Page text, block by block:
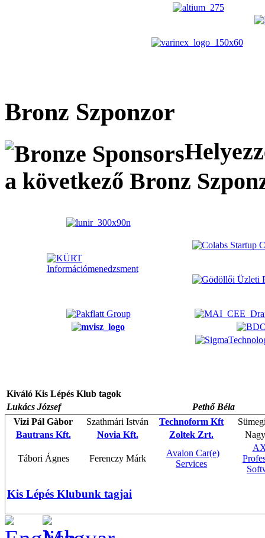
Bronz Szponzor
a következő Bronz
Kiváló Kis Lépés Klub tagok
Lukács József
Pethő Béla
Vizi Pál Gàbor
Szathmári István Technoform Kft
Bautrans Kft.
Novia Kft. Zoltek Zrt.
Tábori Ágnes Ferenczy Márk
Avalon Car(e)
Services
Kis Lépés Klubunk tagjai